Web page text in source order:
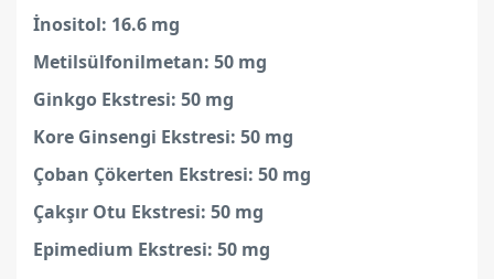
İnositol: 16.6 mg
Metilsülfonilmetan: 50 mg
Ginkgo Ekstresi: 50 mg
Kore Ginsengi Ekstresi: 50 mg
Çoban Çökerten Ekstresi: 50 mg
Çakşır Otu Ekstresi: 50 mg
Epimedium Ekstresi: 50 mg